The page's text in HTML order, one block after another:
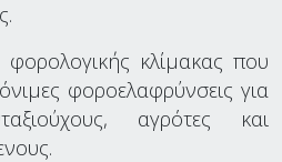
κλίμακας που
φοροελαφρύνσεις για
αγρότες και